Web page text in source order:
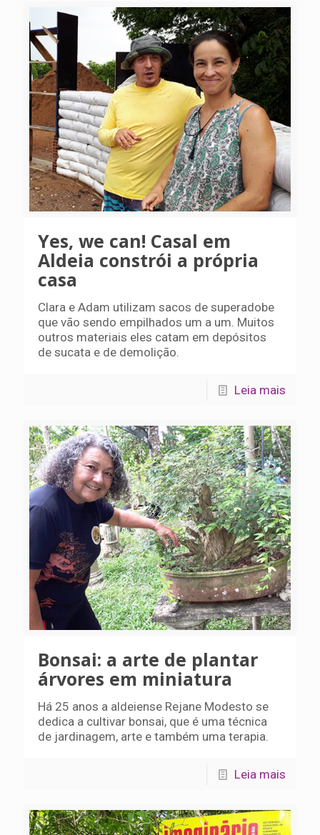
Yes, we can! Casal em
Aldeia constrói a própria
casa
Clara e Adam utilizam sacos de superadobe
que vão sendo empilhados um a um. Muitos
outros materiais eles catam em depósitos
de sucata e de demolição.
Leia mais
Bonsai: a arte de plantar
árvores em miniatura
Há 25 anos a aldeiense Rejane Modesto se
dedica a cultivar bonsai, que é uma técnica
de jardinagem, arte e também uma terapia.
Leia mais